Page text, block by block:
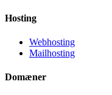
Hosting
Webhosting
Mailhosting
Domæner